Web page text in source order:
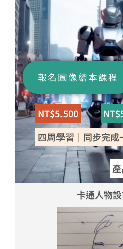
報名圖像繪本課程
NT$5.500
四周學習｜同步完
卡通人物